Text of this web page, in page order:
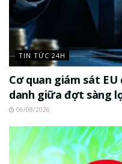
TIN TỨC 24H
Cơ quan giám sát
danh giữa đợt sàng
06/08/2026